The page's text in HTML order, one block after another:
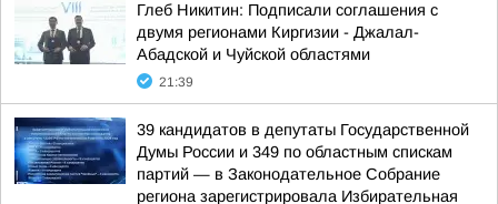
Глеб Никитин: Подписали соглашения с
двумя регионами Киргизии - Джалал-
Абадской и Чуйской областями
21:39
39 кандидатов в депутаты Государственной
Думы России и 349 по областным спискам
партий — в Законодательное Собрание
региона зарегистрировала Избирательная